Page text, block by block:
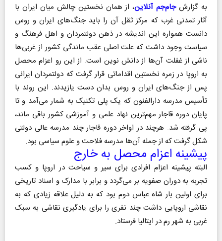
به گزارشجام‌جم آنلاین، از همان نخستین چالش میان ایران با
آثار تمدنی غرب که مرکز ثقل آن را باید جنگ‌های ایران و روس
دانست همواره این اندیشه در ذهن دولتمردان و اهل فرهنگ و
سیاست وجود داشت که علت اصلی عقب ماندگی کشور از غربی‌ها
ناشی از غفلت آن‌ها از دانش نوین است. از این رو اعزام محصل
به اروپا در زمره نخستین اقداماتی قرار گرفت که دولتمردان ایرانی
پس از جنگ‌های ایران و روس بدان دست یازیدند. این روند با
تأسیس مدرسه دارالفنون که یک پلی تکنیک به شمار می‌آمد و تا
پایان دوره قاجار مهم‌ترین نهاد علمی و آموزشی کشور باقی ماند،
پی گرفته شد. هرچند در اواخر دوره قاجار چند مدرسه عالی دولتی
شکل گرفت که از جمله آن‌ها مدرسه فلاحت و علوم سیاسی بود.
پیشینه اعزام محصل به خارج
البته پیشینه اعزام افرادی برای سیر و سیاحت در اروپا و کسب
تجربه به دوران صفویه بر می‌گردد و برابر با مدارک و اسناد تاریخی
برای اولین بار شاه عباس دوم بود که به دلیل علاقه زیادی که به
نقاشی اروپایی داشت چند نفری را برای یادگیری نقاشی به سبک
غربی به شهر رم در ایتالیا فرستاد.